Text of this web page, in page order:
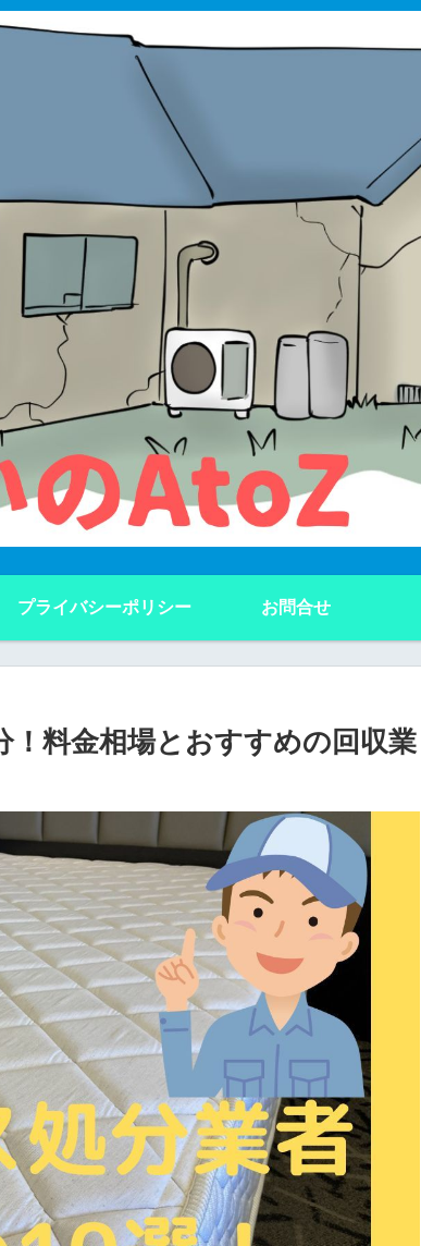
プライバシーポリシー お問合せ
料金相場とおすすめの回収業